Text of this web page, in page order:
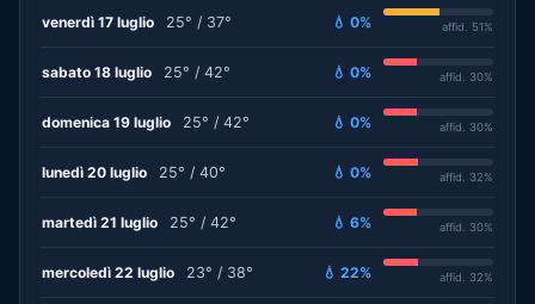
venerdì 17 luglio 25° / 37° 💧 0% affid. 51%
sabato 18 luglio 25° / 42° 💧 0% affid. 30%
domenica 19 luglio 25° / 42° 💧 0% affid. 30%
lunedì 20 luglio 25° / 40° 💧 0% affid. 32%
martedì 21 luglio 25° / 42° 💧 6% affid. 30%
mercoledì 22 luglio 23° / 38° 💧 22% affid. 32%